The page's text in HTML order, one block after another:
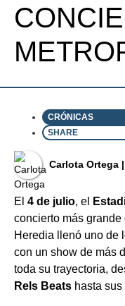
CRÓNICAS
SHARE
⁠Carlota Ortega
El 4 de julio, el
concierto más grande
Heredia llenó uno de
con un show de más
toda su trayectoria,
Rels Beats hasta